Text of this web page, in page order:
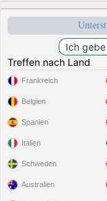
Treffen nach Land
Frankreich
Belgien
Spanien
Italien
Schweden
Australien